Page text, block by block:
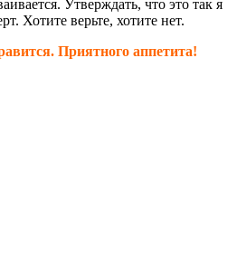
Утверждать, что это так я
Хотите верьте, хотите нет.
Приятного аппетита!